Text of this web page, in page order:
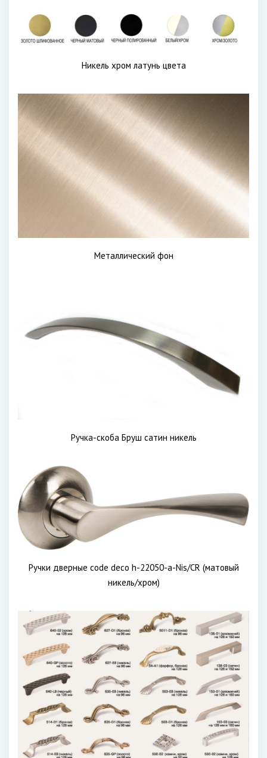
Никель хром латунь цвета
Металлический фон
Ручка-скоба Бруш сатин никель
Ручки дверные code deco h-22050-a-Nis/CR (матовый
никель/хром)